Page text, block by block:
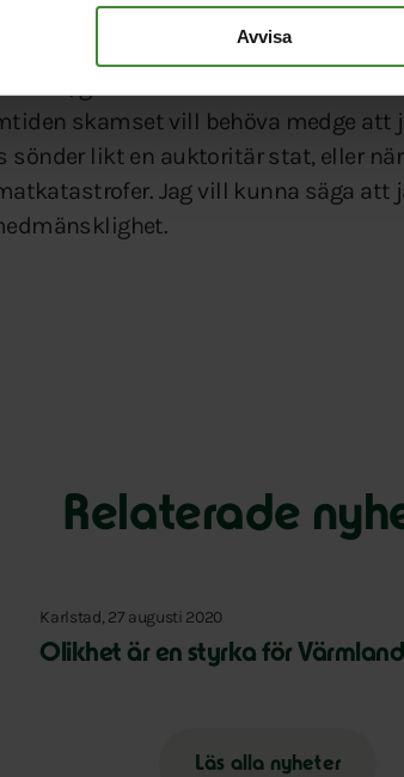
Avvisa
med kommande generationer. Och
grönare och humanare
skamset vill behöva medge att
likt en auktoritär stat, eller
Jag vill kunna säga att
Relaterade
Karlstad, 27 augusti 2020
Olikhet är en styrka för Värmland
Läs alla nyheter